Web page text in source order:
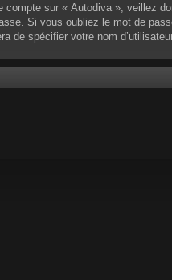
compte sur « Autodiva », veillez
Si vous oubliez le mot de
de spécifier votre nom